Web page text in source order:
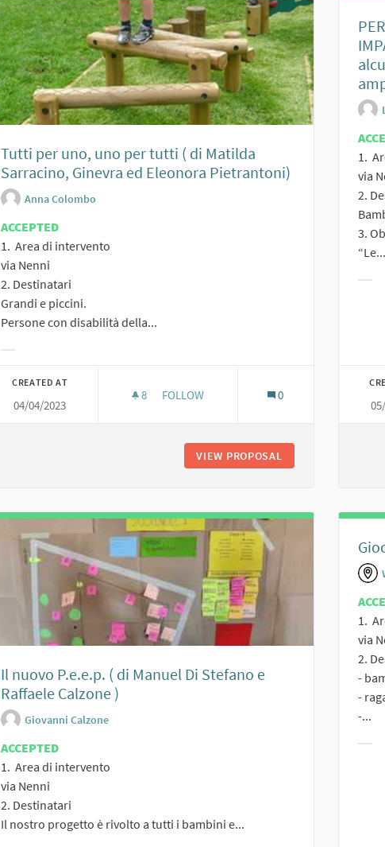
Tutti per uno, uno per tutti ( di Matilda
Sarracino, Ginevra ed Eleonora Pietrantoni)
Anna Colombo
ACCEPTED
1. Area di intervento
via Nenni
2. Destinatari
Grandi e piccini.
Persone con disabilità della...
CREATED AT
04/04/2023
8 8 FOLLOWERS
FOLLOW
TUTTI PER UNO, UNO PER TUTTI ( DI
0
VIEW PROPOSAL TUTTI PER UNO,
1.
via
2.
3.
“Le...
Il nuovo P.e.e.p. ( di Manuel Di Stefano e
Raffaele Calzone )
Giovanni Calzone
ACCEPTED
1. Area di intervento
via Nenni
2. Destinatari
Il nostro progetto è rivolto a tutti i bambini e...
1.
via
2.
-
-
-...